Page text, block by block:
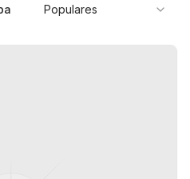
Populares